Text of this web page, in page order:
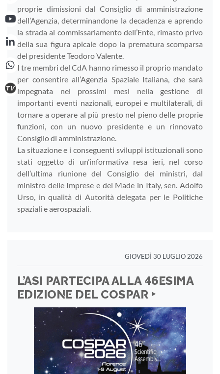
proprie dimissioni dal Consiglio di amministrazione
dell’Agenzia, determinandone la decadenza e aprendo
la strada al commissariamento dell’Ente, rimasto privo
della sua figura apicale dopo la prematura scomparsa
del presidente Teodoro Valente.
I tre membri del CdA hanno rimesso il proprio mandato
per consentire all’Agenzia Spaziale Italiana, che sarà
impegnata nei prossimi mesi nella gestione di
importanti eventi nazionali, europei e multilaterali, di
tornare a operare al più presto nel pieno delle proprie
funzioni, con un nuovo presidente e un rinnovato
Consiglio di amministrazione.
La situazione e i conseguenti sviluppi istituzionali sono
stati oggetto di un’informativa resa ieri, nel corso
dell’ultima riunione del Consiglio dei ministri, dal
ministro delle Imprese e del Made in Italy, sen. Adolfo
Urso, in qualità di Autorità delegata per le Politiche
spaziali e aerospaziali.
GIOVEDÌ 30 LUGLIO 2026
L’ASI PARTECIPA ALLA 46ESIMA
EDIZIONE DEL COSPAR ‣